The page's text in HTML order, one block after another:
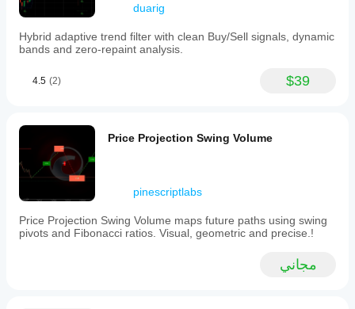
duarig
Hybrid adaptive trend filter with clean Buy/Sell signals, dynamic
bands and zero-repaint analysis.
4.5 (2) $39
Price Projection Swing Volume
pinescriptlabs
Price Projection Swing Volume maps future paths using swing
pivots and Fibonacci ratios. Visual, geometric and precise.!
مجاني